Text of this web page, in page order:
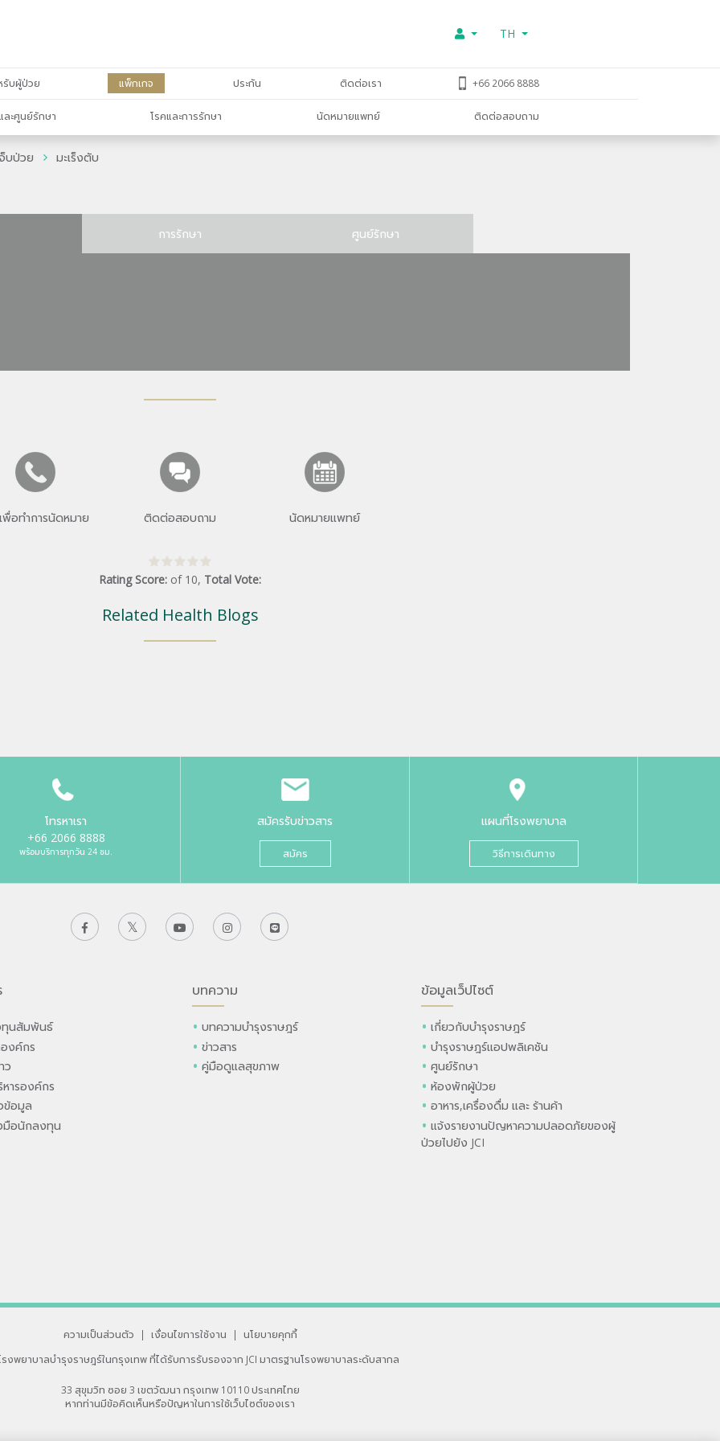
TH
รับผู้ป่วย แพ็กเกจ ประกัน ติดต่อเรา +66 2066 8888
ะศูนย์รักษา โรคและการรักษา นัดหมายแพทย์ ติดต่อสอบถาม
จ็บป่วย มะเร็งตับ
การรักษา ศูนย์รักษา
พื่อทำการนัดหมาย ติดต่อสอบถาม นัดหมายแพทย์
Rating Score: of 10, Total Vote:
Related Health Blogs
โทรหาเรา
+66 2066 8888
พร้อมบริการทุกวัน 24 ชม.
สมัครรับข่าวสาร
สมัคร
แผนที่โรงพยาบาล
วิธีการเดินทาง
นสัมพันธ์
งค์กร
ว
หารองค์กร
ข้อมูล
มือนักลงทุน
บทความ
บทความบำรุงราษฎร์
ข่าวสาร
คู่มือดูแลสุขภาพ
ข้อมูลเว็ปไซต์
เกี่ยวกับบำรุงราษฎร์
บำรุงราษฎร์แอปพลิเคชัน
ศูนย์รักษา
ห้องพักผู้ป่วย
อาหาร,เครื่องดื่ม และ ร้านค้า
แจ้งรายงานปัญหาความปลอดภัยของผู้
ป่วยไปยัง JCI
ความเป็นส่วนตัว | เงื่อนไขการใช้งาน |
นโยบายคุกกี้
งพยาบาลบำรุงราษฎร์ในกรุงเทพที่ได้รับการรับรองจาก JCI มาตรฐานโรงพยาบาลระดับสากล
33 สุขุมวิท ซอย 3 เขตวัฒนา กรุงเทพ 10110 ประเทศไทย
หากท่านมีข้อคิดเห็นหรือปัญหาในการใช้เว็บไซต์ของเรา